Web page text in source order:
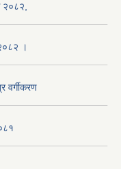
२०८२,
।
वर्गीकरण